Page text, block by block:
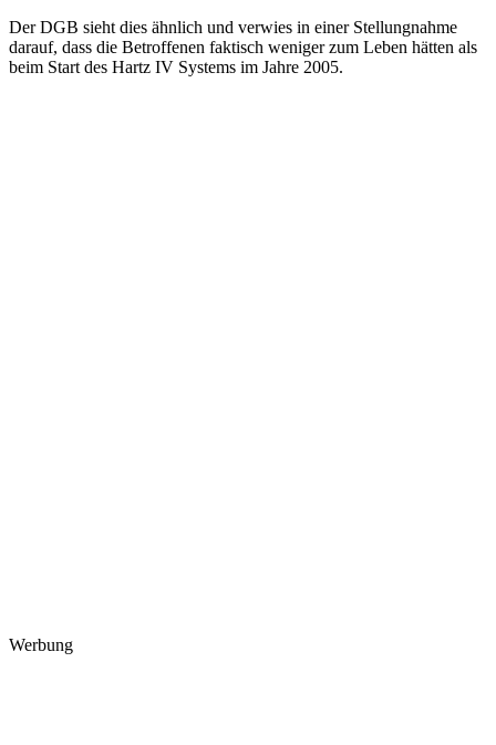
Der DGB sieht dies ähnlich und verwies in einer Stellungnahme
darauf, dass die Betroffenen faktisch weniger zum Leben hätten als
beim Start des Hartz IV Systems im Jahre 2005.
Werbung